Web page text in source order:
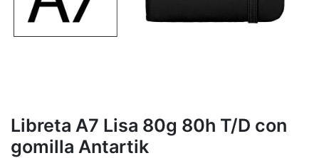
Libreta A7 Lisa 80g 80h T/D con
gomilla Antartik